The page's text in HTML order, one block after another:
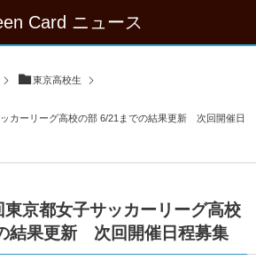
Card ニュース
東京高校生
カーリーグ高校の部 6/21までの結果更新 次回開催日
京都女子サッカーリーグ高校
結果更新 次回開催日程募集